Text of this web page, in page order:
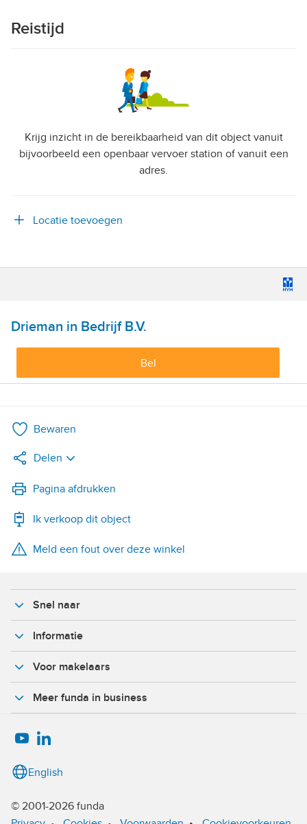
Drieman in Bedrijf B.V.
Bel
Reistijd
Krijg inzicht in de bereikbaarheid van dit object vanuit
bijvoorbeeld een openbaar vervoer station of vanuit een
adres.
Locatie toevoegen
Bewaren
Delen
LinkedIn
WhatsApp
X
Pagina afdrukken
Ik verkoop dit object
Meld een fout over deze winkel
Snel naar
Informatie
Voor makelaars
Meer funda in business
© 2001-2026 funda
English